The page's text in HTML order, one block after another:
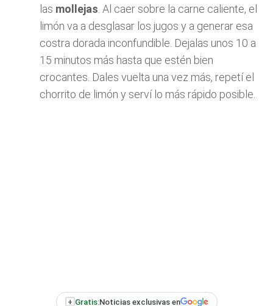
las mollejas. Al caer sobre la carne caliente, el
limón va a desglasar los jugos y a generar esa
costra dorada inconfundible. Dejalas unos 10 a
15 minutos más hasta que estén bien
crocantes. Dales vuelta una vez más, repetí el
chorrito de limón y serví lo más rápido posible.
+ Gratis:Noticias exclusivas en